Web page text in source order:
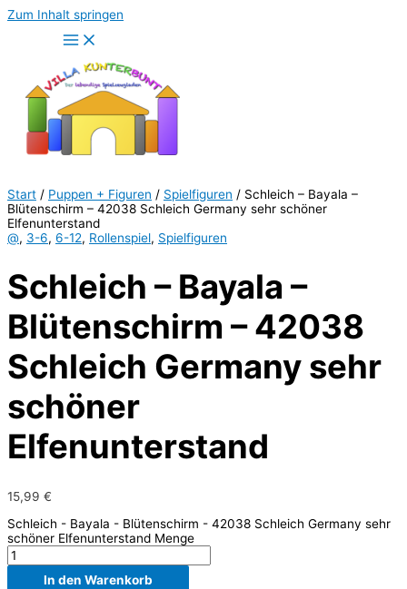
Zum Inhalt springen
Start / Puppen + Figuren / Spielfiguren / Schleich – Bayala –
Blütenschirm – 42038 Schleich Germany sehr schöner
Elfenunterstand
@, 3-6, 6-12, Rollenspiel, Spielfiguren
Schleich – Bayala –
Blütenschirm – 42038
Schleich Germany sehr
schöner
Elfenunterstand
15,99 €
Schleich - Bayala - Blütenschirm - 42038 Schleich Germany sehr
schöner Elfenunterstand Menge
In den Warenkorb